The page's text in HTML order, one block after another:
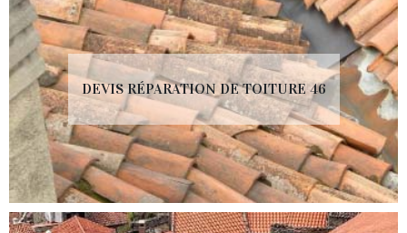
DEVIS RÉPARATION DE TOITURE 46